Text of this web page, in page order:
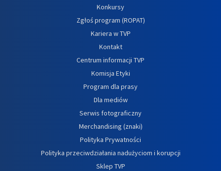
Konkursy
Zgłoś program (ROPAT)
Kariera w TVP
Kontakt
Centrum informacji TVP
Komisja Etyki
Program dla prasy
Dla mediów
Serwis fotograficzny
Merchandising (znaki)
Polityka Prywatności
Polityka przeciwdziałania nadużyciom i korupcji
Sklep TVP